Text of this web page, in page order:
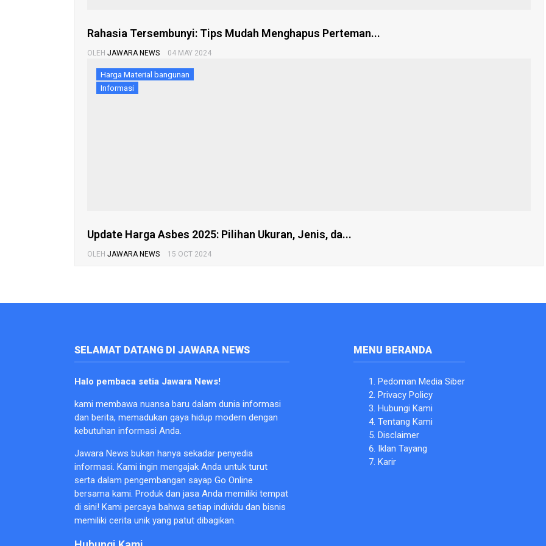
Rahasia Tersembunyi: Tips Mudah Menghapus Perteman...
OLEH JAWARA NEWS 04 MAY 2024
Harga Material bangunan
Informasi
Update Harga Asbes 2025: Pilihan Ukuran, Jenis, da...
OLEH JAWARA NEWS 15 OCT 2024
SELAMAT DATANG DI JAWARA NEWS
Halo pembaca setia Jawara News!
kami membawa nuansa baru dalam dunia informasi
dan berita, memadukan gaya hidup modern dengan
kebutuhan informasi Anda.
Jawara News bukan hanya sekadar penyedia
informasi. Kami ingin mengajak Anda untuk turut
serta dalam pengembangan sayap Go Online
bersama kami. Produk dan jasa Anda memiliki tempat
di sini! Kami percaya bahwa setiap individu dan bisnis
memiliki cerita unik yang patut dibagikan.
MENU BERANDA
Pedoman Media Siber
Privacy Policy
Hubungi Kami
Tentang Kami
Disclaimer
Iklan Tayang
Karir